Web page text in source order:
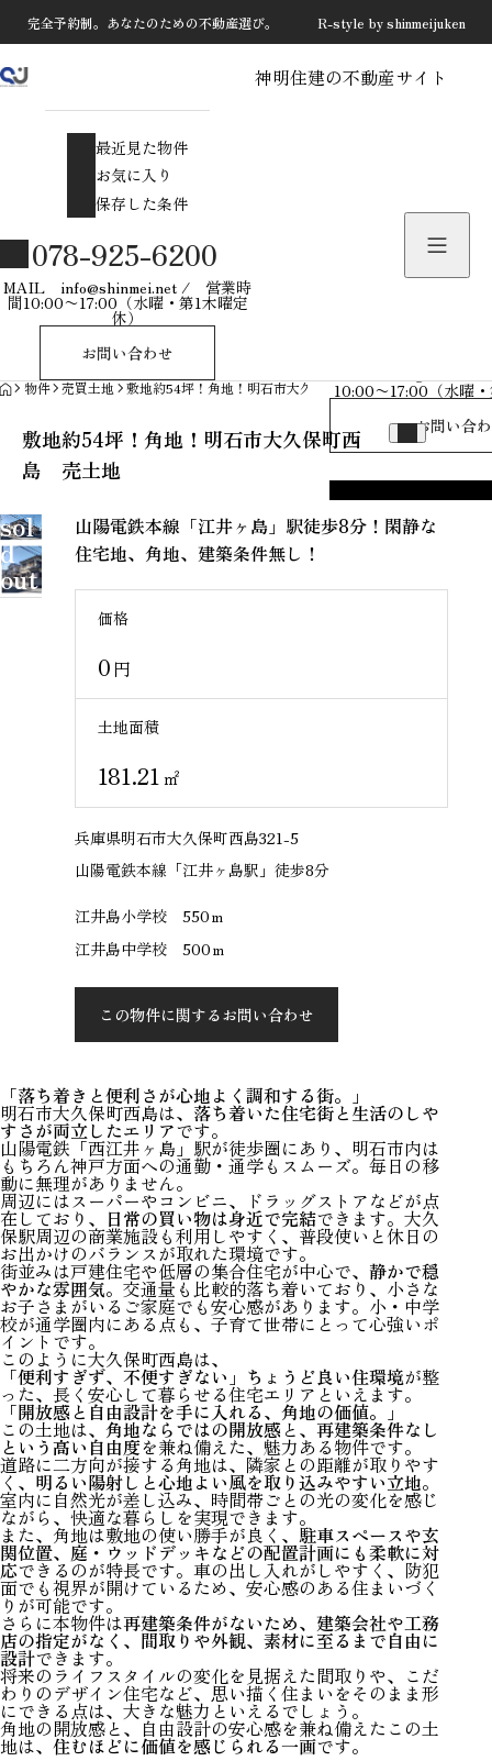
最近見た物件
物件を探す
10:00〜17:00（水曜
お問い合
完全予約制。あなたのための不動産選び。 R-style by shinmeijuken
神明住建の不動産サイト
最近見た物件
お気に入り
保存した条件
078-925-6200
MAIL info@shinmei.net / 営業時
間10:00〜17:00（水曜・第1木曜定
休）
お問い合わせ
HOME
物件 売買土地 敷地約54坪！角地！明石市大久保町西島 売土地
敷地約54坪！角地！明石市大久保町西
島 売土地
sol
d
out
山陽電鉄本線「江井ヶ島」駅徒歩8分！閑静な
住宅地、角地、建築条件無し！
価格
0 円
土地面積
181.21㎡
兵庫県明石市大久保町西島321-5
山陽電鉄本線「江井ヶ島駅」徒歩8分
江井島小学校 550ｍ
江井島中学校 500ｍ
この物件に関するお問い合わせ
「落ち着きと便利さが心地よく調和する街。」
明石市大久保町西島は、 落ち着いた住宅街と生活のしや
すさが両立したエリアです。
山陽電鉄「西江井ヶ島」駅が徒歩圏にあり、明石市内は
もちろん神戸方面への通勤・通学もスムーズ。毎日の移
動に無理がありません。
周辺にはスーパーやコンビニ、ドラッグストアなどが点
在しており、 日常の買い物は身近で完結できます。大久
保駅周辺の商業施設も利用しやすく、普段使いと休日の
お出かけのバランスが取れた環境です。
街並みは戸建住宅や低層の集合住宅が中心で、 静かで穏
やかな雰囲気。交通量も比較的落ち着いており、小さな
お子さまがいるご家庭でも安心感があります。小・中学
校が通学圏内にある点も、子育て世帯にとって心強いポ
イントです。
このように大久保町西島は、
「便利すぎず、不便すぎない」ちょうど良い住環境が整
った、長く安心して暮らせる住宅エリアといえます。
「開放感と自由設計を手に入れる、角地の価値。」
この土地は、角地ならではの開放感と、再建築条件なし
という高い自由度を兼ね備えた、魅力ある物件です。
道路に二方向が接する角地は、隣家との距離が取りやす
く、明るい陽射しと心地よい風を取り込みやすい立地。
室内に自然光が差し込み、時間帯ごとの光の変化を感じ
ながら、快適な暮らしを実現できます。
また、角地は敷地の使い勝手が良く、 駐車スペースや玄
関位置、庭・ウッドデッキなどの配置計画にも柔軟に対
応できるのが特長です。車の出し入れがしやすく、防犯
面でも視界が開けているため、安心感のある住まいづく
りが可能です。
さらに本物件は再建築条件がないため、建築会社や工務
店の指定がなく、間取りや外観、素材に至るまで自由に
設計できます。
将来のライフスタイルの変化を見据えた間取りや、こだ
わりのデザイン住宅など、思い描く住まいをそのまま形
にできる点は、大きな魅力といえるでしょう。
角地の開放感と、自由設計の安心感を兼ね備えたこの土
地は、 住むほどに価値を感じられる一画です。